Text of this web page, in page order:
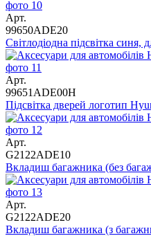
Арт.
99650ADE20
Світлодіодна підсвітка синя,
Арт.
99651ADE00H
Підсвітка дверей логотип
Арт.
G2122ADE10
Вкладиш багажника (без
Арт.
G2122ADE20
Вкладиш багажника (з